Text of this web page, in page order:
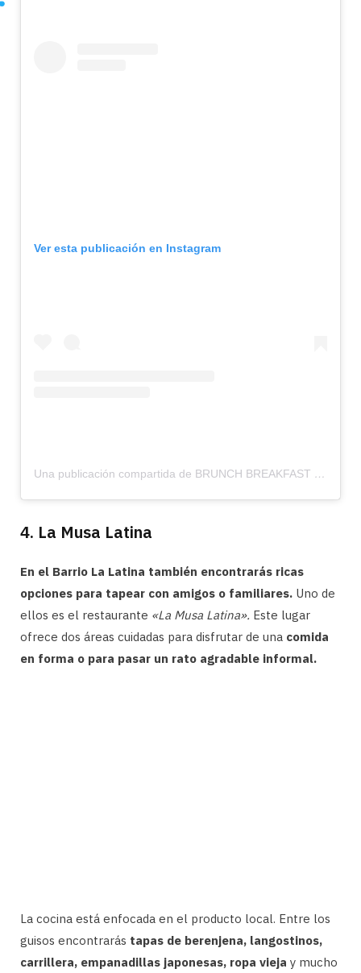
Ver esta publicación en Instagram
Una publicación compartida de BRUNCH BREAKFAST DINNER MADRID (@eatmytripmadrid)
4. La Musa Latina
En el Barrio La Latina también encontrarás ricas
opciones para tapear con amigos o familiares. Uno de
ellos es el restaurante «La Musa Latina». Este lugar
ofrece dos áreas cuidadas para disfrutar de una comida
en forma o para pasar un rato agradable informal.
La cocina está enfocada en el producto local. Entre los
guisos encontrarás tapas de berenjena, langostinos,
carrillera, empanadillas japonesas, ropa vieja y mucho